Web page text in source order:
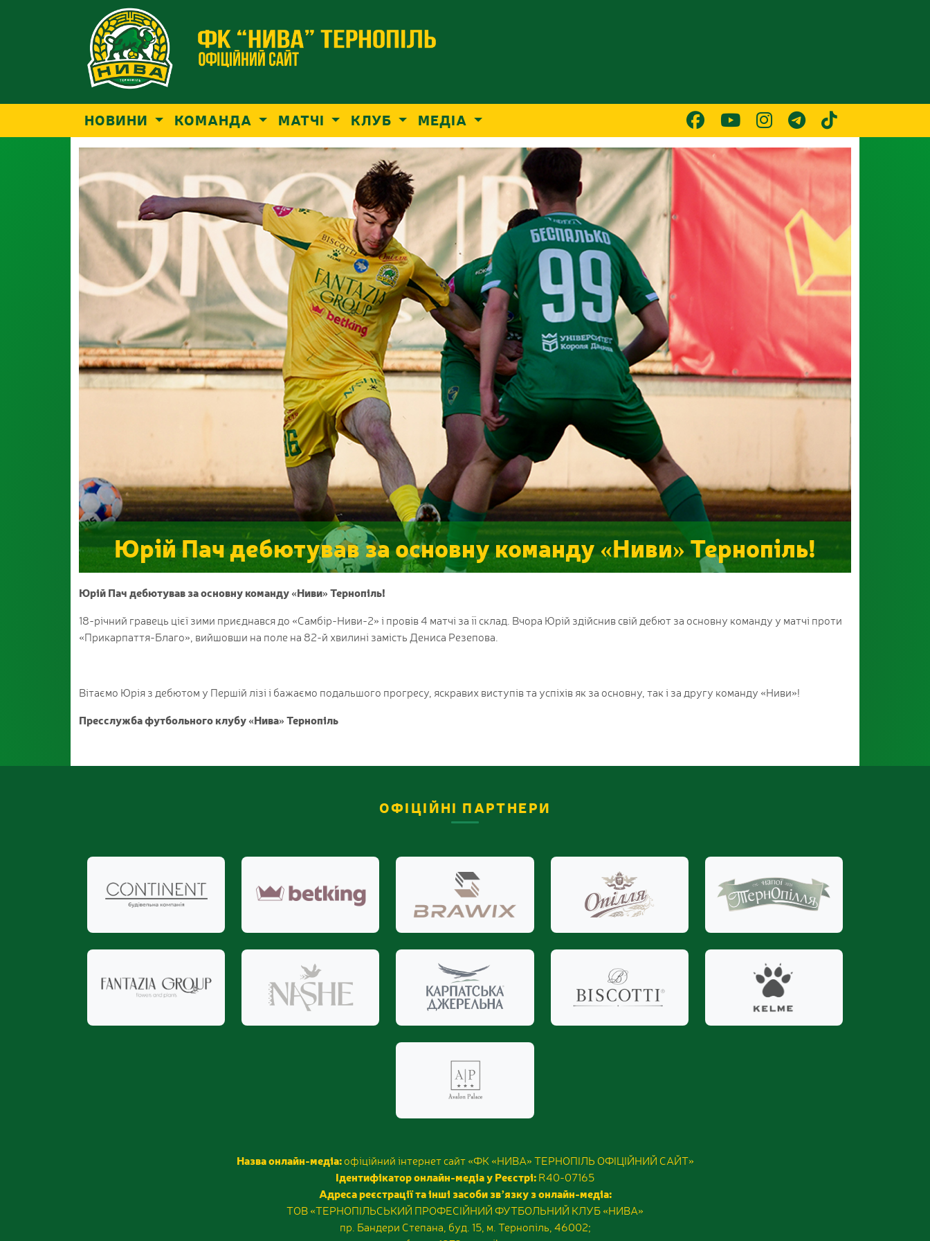
НОВИНИ КОМАНДА МАТЧІ КЛУБ МЕДІА
Юрій Пач дебютував за основну команду «Ниви» Тернопіль!
Юрій Пач дебютував за основну команду «Ниви» Тернопіль!
18-річний гравець цієї зими приєднався до «Самбір-Ниви-2» і провів 4 матчі за її склад. Вчора Юрій здійснив свій дебют за основну команду у матчі проти
«Прикарпаття-Благо», вийшовши на поле на 82-й хвилині замість Дениса Резепова.
Вітаємо Юрія з дебютом у Першій лізі і бажаємо подальшого прогресу, яскравих виступів та успіхів як за основну, так і за другу команду «Ниви»!
Пресслужба футбольного клубу «Нива» Тернопіль
ОФІЦІЙНІ ПАРТНЕРИ
Назва онлайн-медіа:офіційний інтернет сайт «ФК «НИВА» ТЕРНОПІЛЬ ОФІЦІЙНИЙ САЙТ»
Ідентифікатор онлайн-медіа у Реєстрі:R40-07165
Адреса реєстрації та інші засоби звʼязку з онлайн-медіа:
ТОВ «ТЕРНОПІЛЬСЬКИЙ ПРОФЕСІЙНИЙ ФУТБОЛЬНИЙ КЛУБ «НИВА»
пр. Бандери Степана, буд. 15, м. Тернопіль, 46002;